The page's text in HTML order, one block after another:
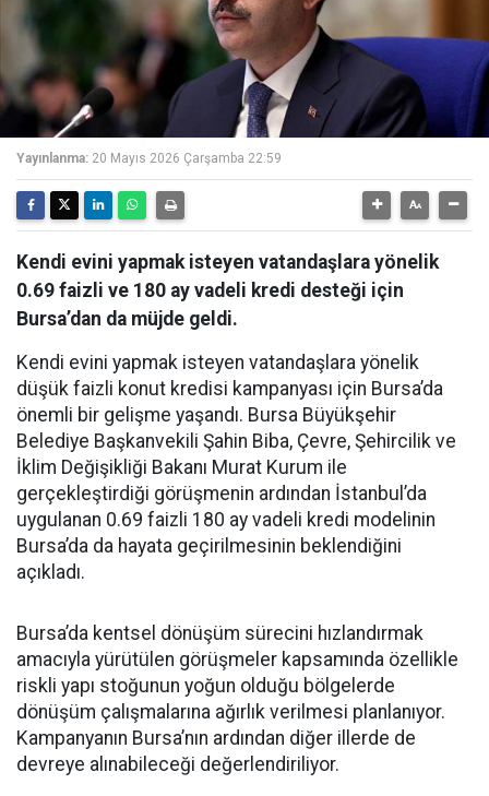
Yayınlanma: 20 Mayıs 2026 Çarşamba 22:59
Kendi evini yapmak isteyen vatandaşlara yönelik
0.69 faizli ve 180 ay vadeli kredi desteği için
Bursa’dan da müjde geldi.
Kendi evini yapmak isteyen vatandaşlara yönelik
düşük faizli konut kredisi kampanyası için Bursa’da
önemli bir gelişme yaşandı. Bursa Büyükşehir
Belediye Başkanvekili Şahin Biba, Çevre, Şehircilik ve
İklim Değişikliği Bakanı Murat Kurum ile
gerçekleştirdiği görüşmenin ardından İstanbul’da
uygulanan 0.69 faizli 180 ay vadeli kredi modelinin
Bursa’da da hayata geçirilmesinin beklendiğini
açıkladı.
Bursa’da kentsel dönüşüm sürecini hızlandırmak
amacıyla yürütülen görüşmeler kapsamında özellikle
riskli yapı stoğunun yoğun olduğu bölgelerde
dönüşüm çalışmalarına ağırlık verilmesi planlanıyor.
Kampanyanın Bursa’nın ardından diğer illerde de
devreye alınabileceği değerlendiriliyor.